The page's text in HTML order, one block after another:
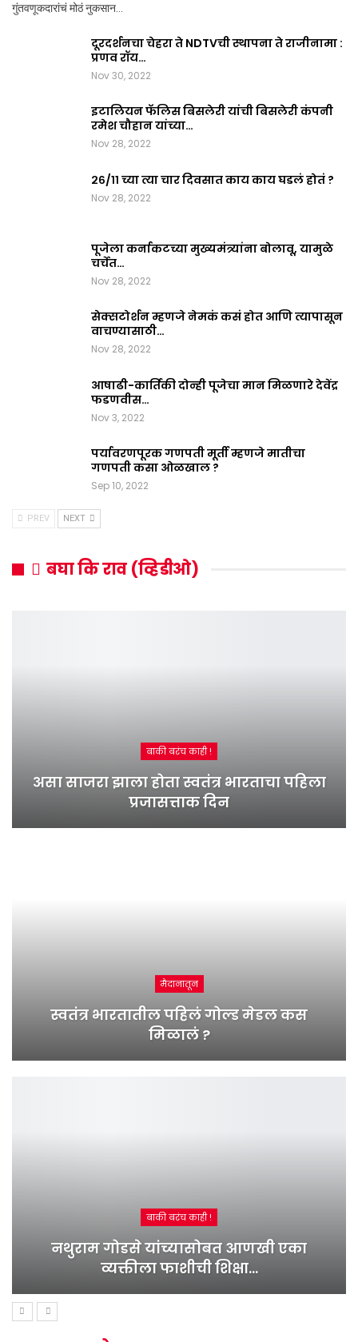
गुंतवणूकदारांचं मोठं नुकसान…
दूरदर्शनचा चेहरा ते NDTVची स्थापना ते राजीनामा :
प्रणव रॉय…
Nov 30, 2022
इटालियन फॅलिस बिसलेरी यांची बिसलेरी कंपनी
रमेश चौहान यांच्या…
Nov 28, 2022
२६/११ च्या त्या चार दिवसात काय काय घडलं होतं ?
Nov 28, 2022
पूजेला कर्नाकटच्या मुख्यमंत्र्यांना बोलावू, यामुळे
चर्चेत…
Nov 28, 2022
सेक्सटोर्शन म्हणजे नेमकं कसं होत आणि त्यापासून
वाचण्यासाठी…
Nov 28, 2022
आषाढी-कार्तिकी दोन्ही पूजेचा मान मिळणारे देवेंद्र
फडणवीस…
Nov 3, 2022
पर्यावरणपूरक गणपती मूर्ती म्हणजे मातीचा
गणपती कसा ओळखाल ?
Sep 10, 2022
PREV NEXT
बघा कि राव (व्हिडीओ)
बाकी बरंच काही !
असा साजरा झाला होता स्वतंत्र भारताचा पहिला
प्रजासत्ताक दिन
मैदानातून
स्वतंत्र भारतातील पहिलं गोल्ड मेडल कस
मिळालं ?
बाकी बरंच काही !
नथुराम गोडसे यांच्यासोबत आणखी एका
व्यक्तीला फाशीची शिक्षा…